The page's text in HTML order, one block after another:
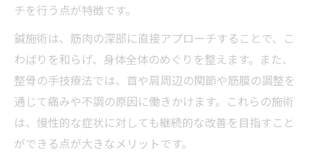
チを行う点が特徴です。
鍼施術は、筋肉の深部に直接アプローチすることで、こ
わばりを和らげ、身体全体のめぐりを整えます。また、
整骨の手技療法では、首や肩周辺の関節や筋膜の調整を
通じて痛みや不調の原因に働きかけます。これらの施術
は、慢性的な症状に対しても継続的な改善を目指すこと
ができる点が大きなメリットです。